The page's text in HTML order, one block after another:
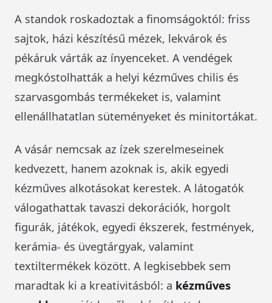
A standok roskadoztak a finomságoktól: friss
sajtok, házi készítésű mézek, lekvárok és
pékáruk várták az ínyenceket. A vendégek
megkóstolhatták a helyi kézműves chilis és
szarvasgombás termékeket is, valamint
ellenállhatatlan süteményeket és minitortákat.
A vásár nemcsak az ízek szerelmeseinek
kedvezett, hanem azoknak is, akik egyedi
kézműves alkotásokat kerestek. A látogatók
válogathattak tavaszi dekorációk, horgolt
figurák, játékok, egyedi ékszerek, festmények,
kerámia- és üvegtárgyak, valamint
textiltermékek között. A legkisebbek sem
maradtak ki a kreativitásból: a kézműves